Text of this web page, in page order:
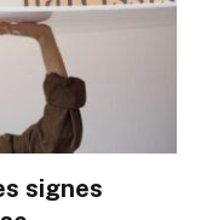
signes